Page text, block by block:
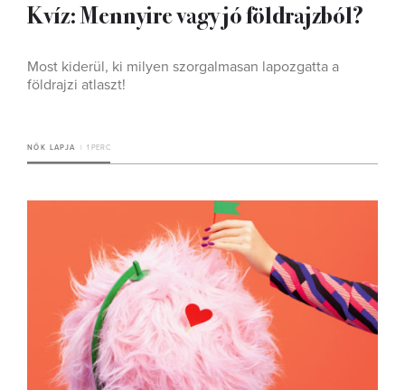
Kvíz: Mennyire vagy jó földrajzból?
Most kiderül, ki milyen szorgalmasan lapozgatta a
földrajzi atlaszt!
NŐK LAPJA 1 PERC